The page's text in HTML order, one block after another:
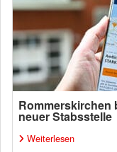
Rommerskirchen
neuer Stabsstelle
Weiterlesen